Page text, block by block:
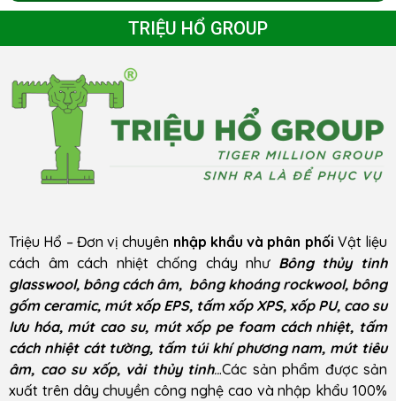
TRIỆU HỔ GROUP
Triệu Hổ – Đơn vị chuyên nhập khẩu và phân phối Vật liệu
cách âm cách nhiệt chống cháy như Bông thủy tinh
glasswool, bông cách âm, bông khoáng rockwool, bông
gốm ceramic, mút xốp EPS, tấm xốp XPS, xốp PU, cao su
lưu hóa, mút cao su, mút xốp pe foam cách nhiệt, tấm
cách nhiệt cát tường, tấm túi khí phương nam, mút tiêu
âm, cao su xốp, vải thủy tinh...Các sản phẩm được sản
xuất trên dây chuyền công nghệ cao và nhập khẩu 100%